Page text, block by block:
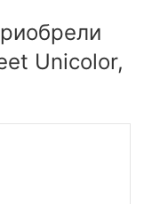
Unicolor,